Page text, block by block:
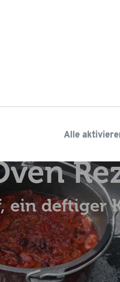
ein deftiger
Alle